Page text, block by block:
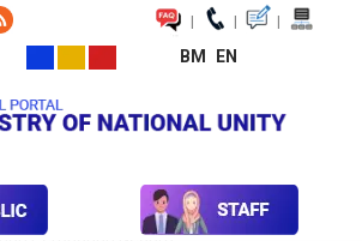
| | |
BM EN
Dasar Keselamatan Dan Kesihatan